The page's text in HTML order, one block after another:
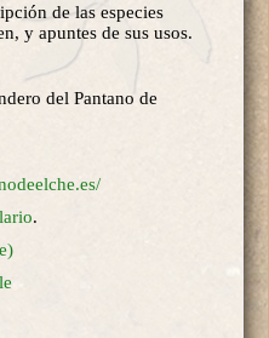
de las especies
y apuntes de sus usos.
del Pantano de
.